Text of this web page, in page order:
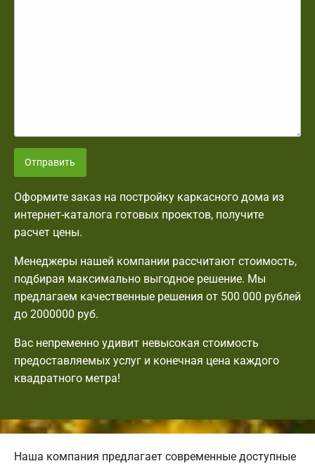
Отправить
Оформите заказ на постройку каркасного дома из
интернет-каталога готовых проектов, получите
расчет цены.
Менеджеры нашей компании рассчитают стоимость,
подбирая максимально выгодное решение. Мы
предлагаем качественные решения от 500 000 рублей
до 2000000 руб.
Вас непременно удивит невысокая стоимость
предоставляемых услуг и конечная цена каждого
квадратного метра!
Наша компания предлагает современные доступные